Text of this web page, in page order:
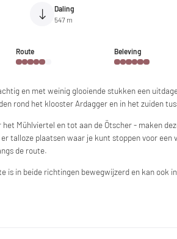
Daling
547 m
Route Beleving
en met weinig glooiende stukken een
rond het klooster Ardagger en in het zuiden
Mühlviertel en tot aan de Ötscher - maken
talloze plaatsen waar je kunt stoppen voor
de route.
is in beide richtingen bewegwijzerd en kan ook